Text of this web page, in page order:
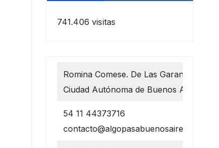
741.406 visitas
Romina Comese. De Las Garantías 1218
Ciudad Autónoma de Buenos Aires
54 11 44373716
contacto@algopasabuenosaires.com.ar